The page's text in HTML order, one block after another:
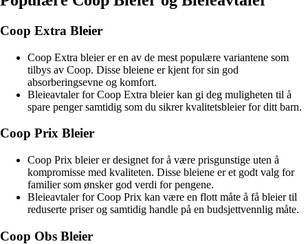
Coop Extra Bleier
Coop Extra bleier er en av de mest populære variantene som
tilbys av Coop. Disse bleiene er kjent for sin god
absorberingsevne og komfort.
Bleieavtaler for Coop Extra bleier kan gi deg muligheten til å
spare penger samtidig som du sikrer kvalitetsbleier for ditt barn.
Coop Prix Bleier
Coop Prix bleier er designet for å være prisgunstige uten å
kompromisse med kvaliteten. Disse bleiene er et godt valg for
familier som ønsker god verdi for pengene.
Bleieavtaler for Coop Prix kan være en flott måte å få bleier til
reduserte priser og samtidig handle på en budsjettvennlig måte.
Coop Obs Bleier